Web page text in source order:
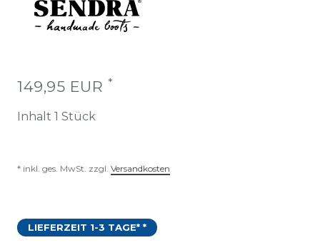
149,95 EUR *
Inhalt 1 Stück
* inkl. ges. MwSt. zzgl. Versandkosten
LIEFERZEIT 1-3 TAGE* *